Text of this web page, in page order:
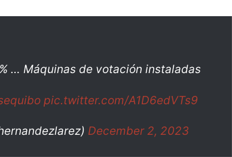
… Máquinas de votación instaladas
pic.twitter.com/A1D6edVTs9
December 2, 2023